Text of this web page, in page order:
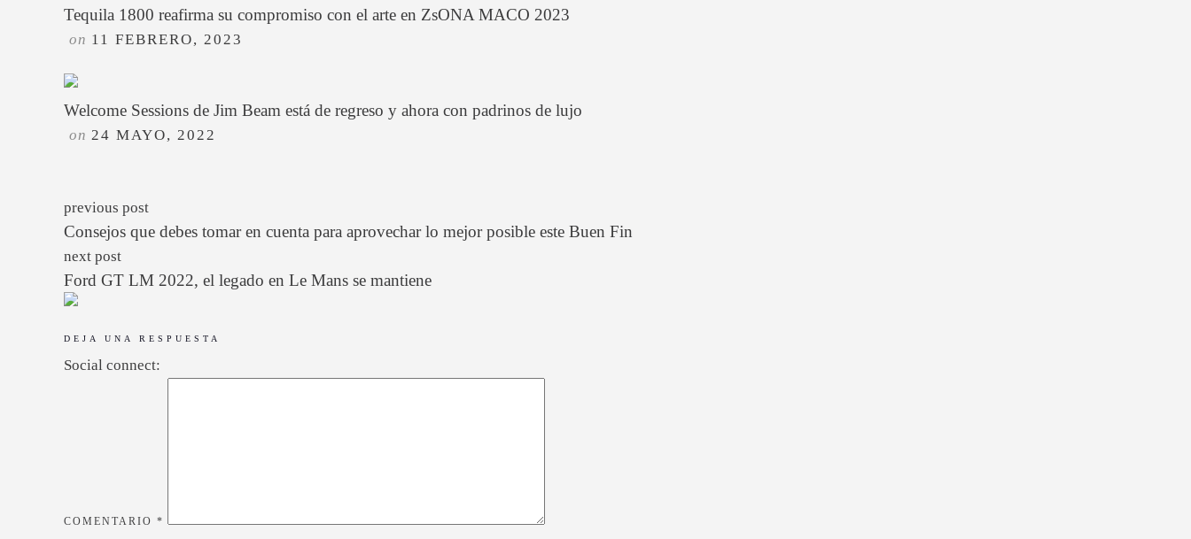
Tequila 1800 reafirma su compromiso con el arte en ZsONA MACO 2023
on 11 FEBRERO, 2023
Welcome Sessions de Jim Beam está de regreso y ahora con padrinos de lujo
on 24 MAYO, 2022
previous post
Consejos que debes tomar en cuenta para aprovechar lo mejor posible este Buen Fin
next post
Ford GT LM 2022, el legado en Le Mans se mantiene
DEJA UNA RESPUESTA
Social connect:
COMENTARIO *